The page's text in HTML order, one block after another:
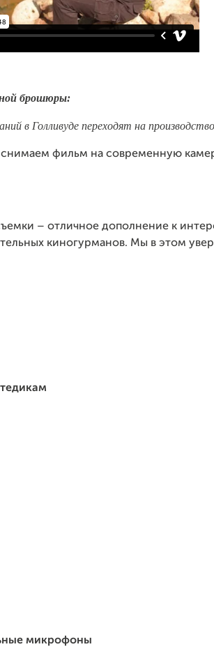
брошюры:
в Голливуде переходят на
фильм на современную
– отличное дополнение к
киногурманов. Мы в этом
микрофоны